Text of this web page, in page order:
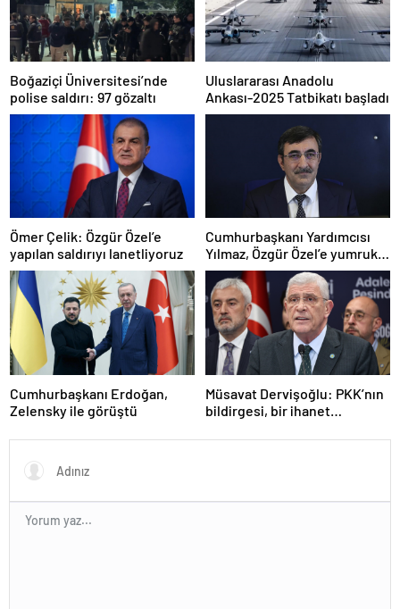
Boğaziçi Üniversitesi’nde
polise saldırı: 97 gözaltı
Uluslararası Anadolu
Ankası-2025 Tatbikatı başladı
Ömer Çelik: Özgür Özel’e
yapılan saldırıyı lanetliyoruz
Cumhurbaşkanı Yardımcısı
Yılmaz, Özgür Özel’e yumruklu
saldırıyı kınadı
Cumhurbaşkanı Erdoğan,
Zelensky ile görüştü
Müsavat Dervişoğlu: PKK’nın
bildirgesi, bir ihanet